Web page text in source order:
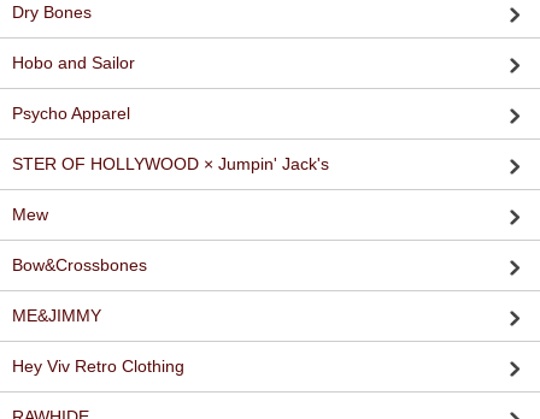
Dry Bones
Hobo and Sailor
Psycho Apparel
STER OF HOLLYWOOD × Jumpin' Jack's
Mew
Bow&Crossbones
ME&JIMMY
Hey Viv Retro Clothing